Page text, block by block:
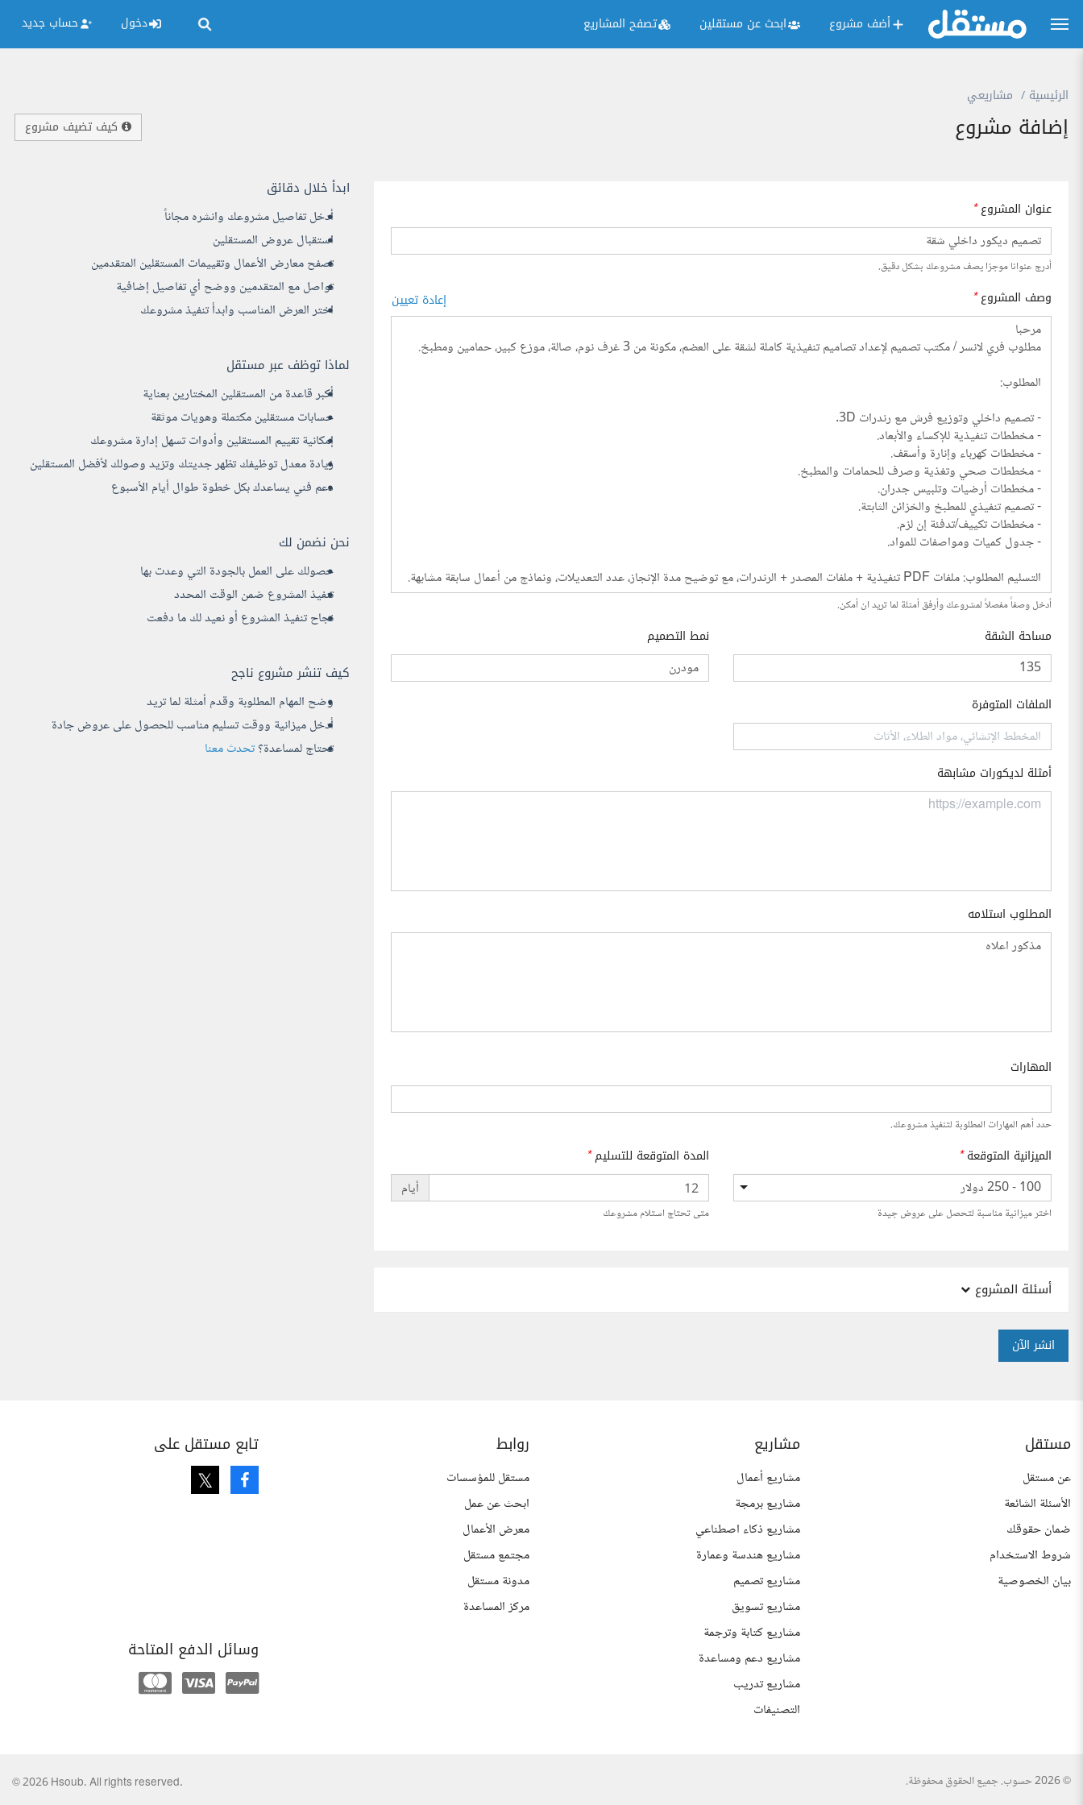
أضف مشروع ابحث عن مستقلين تصفح المشاريع دخول حساب جديد
الرئيسية مشاريعي
إضافة مشروع كيف تضيف مشروع
ابدأ خلال دقائق
أدخل تفاصيل مشروعك وانشره مجاناً
استقبال عروض المستقلين
تصفح معارض الأعمال وتقييمات المستقلين المتقدمين
تواصل مع المتقدمين ووضح أي تفاصيل إضافية
اختر العرض المناسب وابدأ تنفيذ مشروعك
لماذا توظف عبر مستقل
أكبر قاعدة من المستقلين المختارين بعناية
حسابات مستقلين مكتملة وهويات موثقة
إمكانية تقييم المستقلين وأدوات تسهل إدارة مشروعك
زيادة معدل توظيفك تظهر جديتك وتزيد وصولك لأفضل المستقلين
دعم فني يساعدك بكل خطوة طوال أيام الأسبوع
نحن نضمن لك
حصولك على العمل بالجودة التي وعدت بها
تنفيذ المشروع ضمن الوقت المحدد
نجاح تنفيذ المشروع أو نعيد لك ما دفعت
كيف تنشر مشروع ناجح
وضح المهام المطلوبة وقدم أمثلة لما تريد
أدخل ميزانية ووقت تسليم مناسب للحصول على عروض جادة
تحتاج لمساعدة؟تحدث معنا
عنوان المشروع*
أدرج عنوانا موجزا يصف مشروعك بشكل دقيق.
وصف المشروع* إعادة تعيين
أدخل وصفاً مفصلاً لمشروعك وأرفق أمثلة لما تريد ان أمكن.
مساحة الشقة نمط التصميم
الملفات المتوفرة
أمثلة لديكورات مشابهة
المطلوب استلامه
المهارات
حدد أهم المهارات المطلوبة لتنفيذ مشروعك.
الميزانية المتوقعة*
100 - 250 دولار
اختر ميزانية مناسبة لتحصل على عروض جيدة
المدة المتوقعة للتسليم*
أيام
متى تحتاج استلام مشروعك
أسئلة المشروع
انشر الآن
مستقل
عن مستقل
الأسئلة الشائعة
ضمان حقوقك
شروط الاستخدام
بيان الخصوصية
مشاريع
مشاريع أعمال
مشاريع برمجة
مشاريع ذكاء اصطناعي
مشاريع هندسة وعمارة
مشاريع تصميم
مشاريع تسويق
مشاريع كتابة وترجمة
مشاريع دعم ومساعدة
مشاريع تدريب
التصنيفات
روابط
مستقل للمؤسسات
ابحث عن عمل
معرض الأعمال
مجتمع مستقل
مدونة مستقل
مركز المساعدة
تابع مستقل على
Facebook
Twitter
وسائل الدفع المتاحة
Paypal
Visa
© 2026 حسوب. جميع الحقوق محفوظة. © 2026 Hsoub. All rights reserved.